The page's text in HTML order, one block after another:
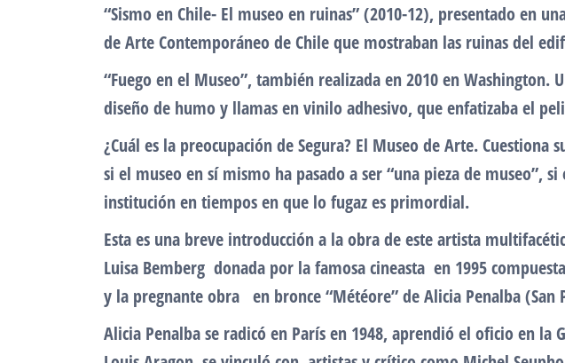
“Sismo en Chile- El museo en ruinas” (2010-12), presentado en
de Arte Contemporáneo de Chile que mostraban las ruinas del
“Fuego en el Museo”, también realizada en 2010 en
diseño de humo y llamas en vinilo adhesivo, que enfatizaba el
¿Cuál es la preocupación de Segura? El Museo de Arte.
si el museo en sí mismo ha pasado a ser “una pieza de
institución en tiempos en que lo fugaz es primordial.
Esta es una breve introducción a la obra de este artista
Luisa Bemberg donada por la famosa cineasta en 1995
y la pregnante obra en bronce “Météore” de Alicia Penalba
Alicia Penalba se radicó en París en 1948, aprendió el oficio en la